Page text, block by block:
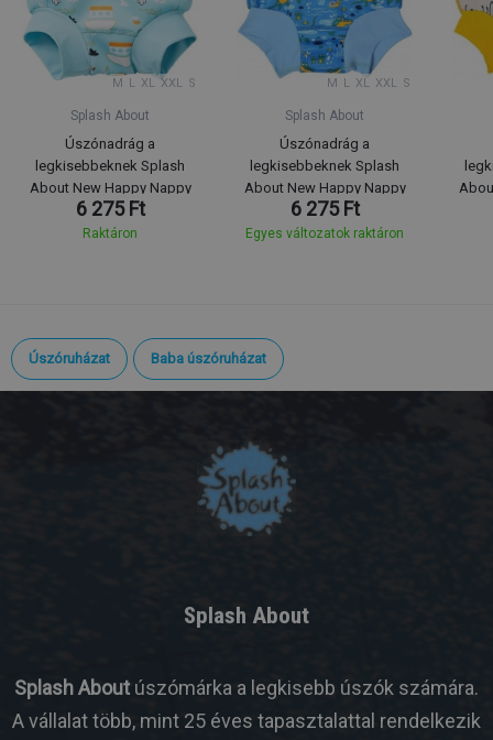
M L XL XXL S
Splash About
Úszónadrág a
legkisebbeknek Splash
About New Happy Nappy
Noah's Ark
6 275 Ft
Raktáron
M L XL XXL S
Splash About
Úszónadrág a
legkisebbeknek Splash
About New Happy Nappy
Crocodile Swamp
6 275 Ft
Egyes változatok raktáron
Úszóruházat Baba úszóruházat
Splash About
Splash Aboutúszómárka a legkisebb úszók számára.
A vállalat több, mint 25 éves tapasztalattal rendelkezik